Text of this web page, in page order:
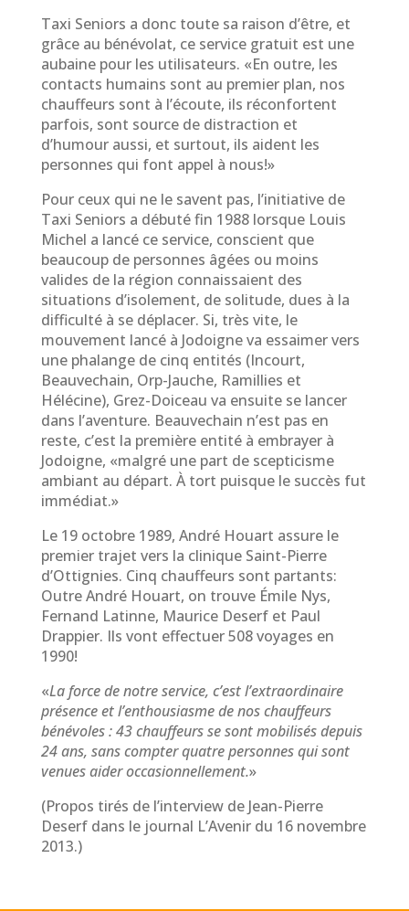
Taxi Seniors a donc toute sa raison d’être, et
grâce au bénévolat, ce service gratuit est une
aubaine pour les utilisateurs. «En outre, les
contacts humains sont au premier plan, nos
chauffeurs sont à l’écoute, ils réconfortent
parfois, sont source de distraction et
d’humour aussi, et surtout, ils aident les
personnes qui font appel à nous!»
Pour ceux qui ne le savent pas, l’initiative de
Taxi Seniors a débuté fin 1988 lorsque Louis
Michel a lancé ce service, conscient que
beaucoup de personnes âgées ou moins
valides de la région connaissaient des
situations d’isolement, de solitude, dues à la
difficulté à se déplacer. Si, très vite, le
mouvement lancé à Jodoigne va essaimer vers
une phalange de cinq entités (Incourt,
Beauvechain, Orp-Jauche, Ramillies et
Hélécine), Grez-Doiceau va ensuite se lancer
dans l’aventure. Beauvechain n’est pas en
reste, c’est la première entité à embrayer à
Jodoigne, «malgré une part de scepticisme
ambiant au départ. À tort puisque le succès fut
immédiat.»
Le 19 octobre 1989, André Houart assure le
premier trajet vers la clinique Saint-Pierre
d’Ottignies. Cinq chauffeurs sont partants:
Outre André Houart, on trouve Émile Nys,
Fernand Latinne, Maurice Deserf et Paul
Drappier. Ils vont effectuer 508 voyages en
1990!
«La force de notre service, c’est l’extraordinaire
présence et l’enthousiasme de nos chauffeurs
bénévoles : 43 chauffeurs se sont mobilisés depuis
24 ans, sans compter quatre personnes qui sont
venues aider occasionnellement.»
(Propos tirés de l’interview de Jean-Pierre
Deserf dans le journal L’Avenir du 16 novembre
2013.)